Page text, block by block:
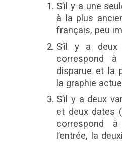
S’il y a une
à la plus
français, peu
S’il y a deux
correspond à
disparue et la
la graphie
S’il y a deux
et deux dates
correspond
l’entrée, la